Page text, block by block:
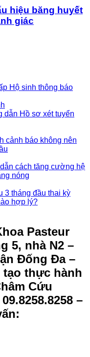
hiệu băng huyết
giác
Hộ sinh thông báo
dẫn Hồ sơ xét tuyển
cảnh báo không nên
cách tăng cường hệ
nóng
3 tháng đầu thai kỳ
hợp lý?
Pasteur
5, nhà N2 –
Đống Đa –
tạo thực hành
Cứu
–